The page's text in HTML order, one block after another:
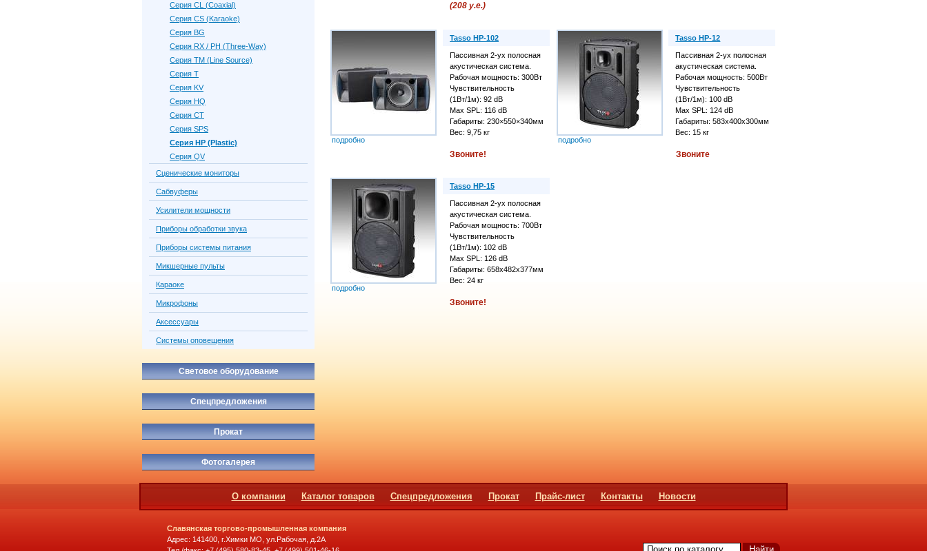
(208 у.е.)
Tasso HP-102
Пассивная 2-ух полосная
акустическая система.
Рабочая мощность: 300Вт
Чувствительность
(1Вт/1м): 92 dB
Max SPL: 116 dB
Габариты: 230×550×340мм
Вес: 9,75 кг
подробно
Звоните!
Tasso HP-12
Пассивная 2-ух полосная
акустическая система.
Рабочая мощность: 500Вт
Чувствительность
(1Вт/1м): 100 dB
Max SPL: 124 dB
Габариты: 583х400х300мм
Вес: 15 кг
подробно
Звоните
Tasso HP-15
Пассивная 2-ух полосная
акустическая система.
Рабочая мощность: 700Вт
Чувствительность
(1Вт/1м): 102 dB
Max SPL: 126 dB
Габариты: 658х482х377мм
Вес: 24 кг
подробно
Звоните!
Серия CL (Coaxial)
Серия CS (Karaoke)
Серия BG
Серия RX / PH (Three-Way)
Серия TM (Line Source)
Серия Т
Серия KV
Серия HQ
Серия CT
Серия SPS
Серия HP (Plastic)
Серия QV
Сценические мониторы
Сабвуферы
Усилители мощности
Приборы обработки звука
Приборы системы питания
Микшерные пульты
Караоке
Микрофоны
Аксессуары
Системы оповещения
Световое оборудование
Спецпредложения
Прокат
Фотогалерея
О компании Каталог товаров Спецпредложения Прокат Прайс-лист Контакты Новости
Славянская торгово-промышленная компания
Адрес: 141400, г.Химки МО, ул.Рабочая, д.2А